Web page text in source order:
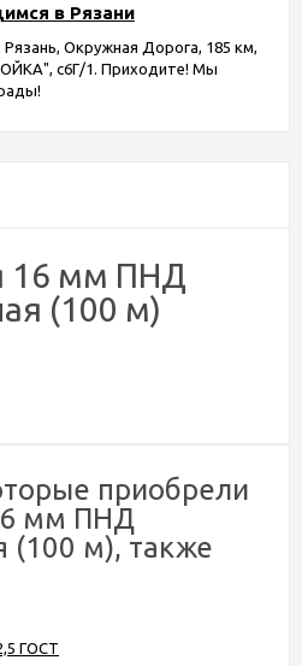
в Рязани
Рязань, Окружная Дорога, 185 км,
с6Г/1. Приходите! Мы
16 мм ПНД
(100 м)
приобрели
мм ПНД
(100 м), также
ГОСТ